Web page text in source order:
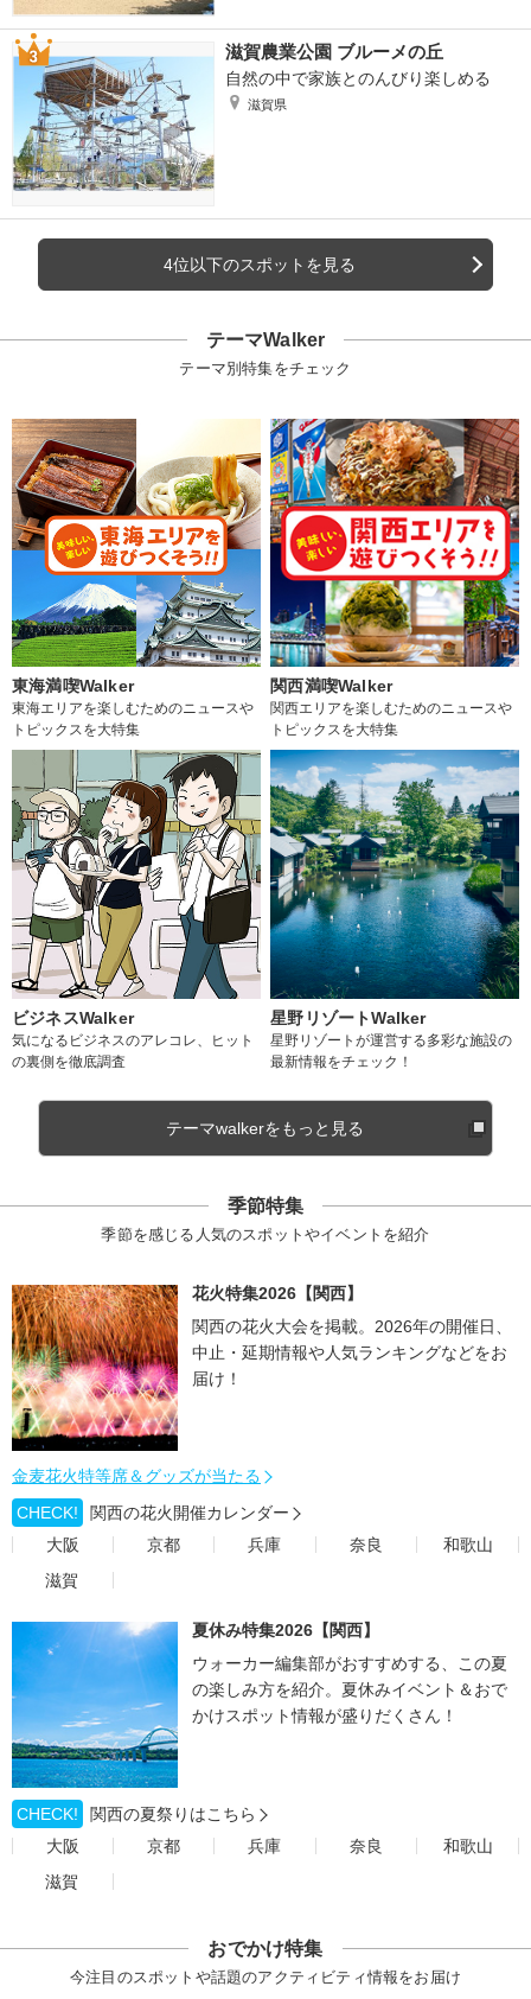
滋賀農業公園 ブルーメの丘
自然の中で家族とのんびり楽しめる
滋賀県
4位以下のスポットを見る
テーマWalker
テーマ別特集をチェック
東海満喫Walker
東海エリアを楽しむためのニュースや
トピックスを大特集
関西満喫Walker
関西エリアを楽しむためのニュースや
トピックスを大特集
ビジネスWalker
気になるビジネスのアレコレ、ヒット
の裏側を徹底調査
星野リゾートWalker
星野リゾートが運営する多彩な施設の
最新情報をチェック！
テーマwalkerをもっと見る
季節特集
季節を感じる人気のスポットやイベントを紹介
花火特集2026【関西】
関西の花火大会を掲載。2026年の開催日、
中止・延期情報や人気ランキングなどをお
届け！
金麦花火特等席＆グッズが当たる
CHECK!
関西の花火開催カレンダー
大阪
京都 兵庫 奈良
和歌山
滋賀
夏休み特集2026【関西】
ウォーカー編集部がおすすめする、この夏
の楽しみ方を紹介。夏休みイベント＆おで
かけスポット情報が盛りだくさん！
CHECK!
関西の夏祭りはこちら
大阪
京都 兵庫 奈良
和歌山
滋賀
おでかけ特集
今注目のスポットや話題のアクティビティ情報をお届け